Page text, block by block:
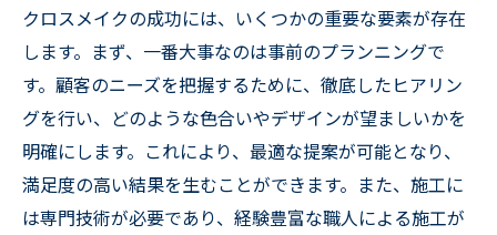
クロスメイクの成功には、いくつかの重要な要素が存在
します。まず、一番大事なのは事前のプランニングで
す。顧客のニーズを把握するために、徹底したヒアリン
グを行い、どのような色合いやデザインが望ましいかを
明確にします。これにより、最適な提案が可能となり、
満足度の高い結果を生むことができます。また、施工に
は専門技術が必要であり、経験豊富な職人による施工が